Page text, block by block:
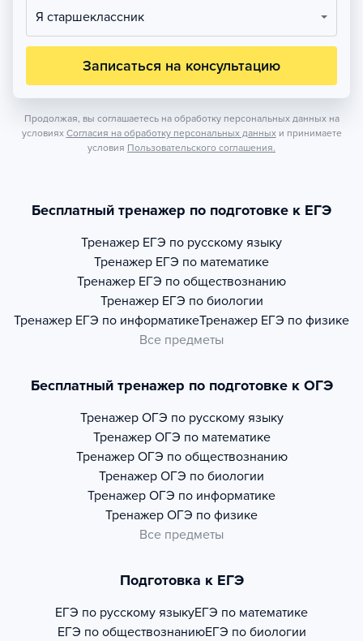
Я старшеклассник
Записаться на консультацию
Продолжая, вы соглашаетесь на обработку персональных данных на
условиях Согласия на обработку персональных данных и принимаете
условия Пользовательского соглашения.
Бесплатный тренажер по подготовке к ЕГЭ
Тренажер ЕГЭ по русскому языку
Тренажер ЕГЭ по математике
Тренажер ЕГЭ по обществознанию
Тренажер ЕГЭ по биологии
Тренажер ЕГЭ по информатикеТренажер ЕГЭ по физике
Все предметы
Бесплатный тренажер по подготовке к ОГЭ
Тренажер ОГЭ по русскому языку
Тренажер ОГЭ по математике
Тренажер ОГЭ по обществознанию
Тренажер ОГЭ по биологии
Тренажер ОГЭ по информатике
Тренажер ОГЭ по физике
Все предметы
Подготовка к ЕГЭ
ЕГЭ по русскому языкуЕГЭ по математике
ЕГЭ по обществознаниюЕГЭ по биологии